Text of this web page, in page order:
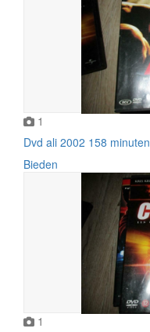
1
Dvd ali 2002 158
Bieden
1